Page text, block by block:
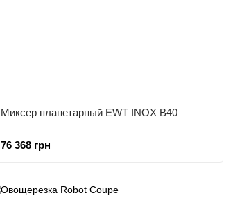
Миксер планетарный EWT INOX B40
76 368 грн